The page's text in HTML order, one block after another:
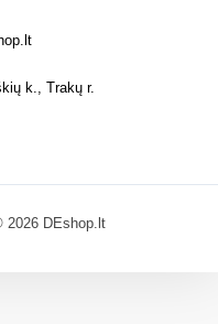
k., Trakų r.
DEshop.lt